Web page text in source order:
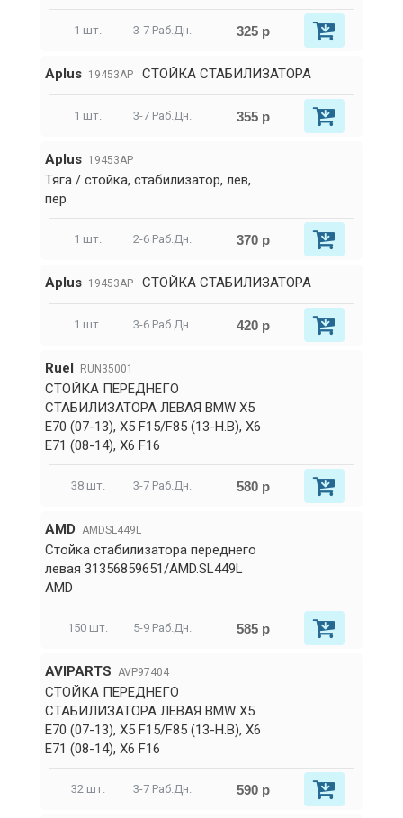
1 шт. 3-7 Раб.Дн. 325 р
Aplus 19453AP СТОЙКА СТАБИЛИЗАТОРА
1 шт. 3-7 Раб.Дн. 355 р
Aplus 19453AP
Тяга / стойка, стабилизатор, лев,
пер
1 шт. 2-6 Раб.Дн. 370 р
Aplus 19453AP СТОЙКА СТАБИЛИЗАТОРА
1 шт. 3-6 Раб.Дн. 420 р
RueI RUN35001
СТОЙКА ПЕРЕДНЕГО
СТАБИЛИЗАТОРА ЛЕВАЯ BMW X5
E70 (07-13), X5 F15/F85 (13-Н.В), X6
E71 (08-14), X6 F16
38 шт. 3-7 Раб.Дн. 580 р
AMD AMDSL449L
Стойка стабилизатора переднего
левая 31356859651/AMD.SL449L
AMD
150 шт. 5-9 Раб.Дн. 585 р
AVIPARTS AVP97404
СТОЙКА ПЕРЕДНЕГО
СТАБИЛИЗАТОРА ЛЕВАЯ BMW X5
E70 (07-13), X5 F15/F85 (13-Н.В), X6
E71 (08-14), X6 F16
32 шт. 3-7 Раб.Дн. 590 р